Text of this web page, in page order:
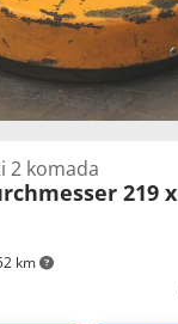
km
2 komada
219 x